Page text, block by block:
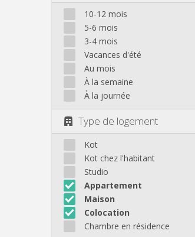
10-12 mois
5-6 mois
3-4 mois
Vacances d'été
Au mois
À la semaine
À la journée
Type de logement
Kot
Kot chez l'habitant
Studio
Appartement
Maison
Colocation
Chambre en résidence